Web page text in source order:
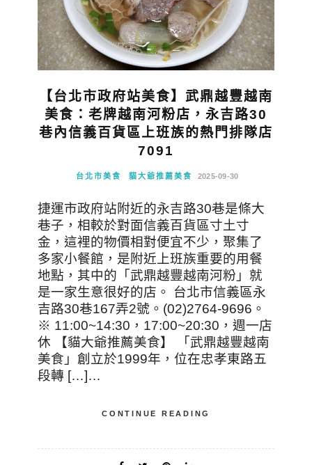
【台北市政府站美食】武鼎越豐越南
美食：老牌越南河粉店，永吉路30
巷內信義百貨區上班族的熱門排隊店
7091
台北市美食 貓大爺推薦美食 2025-09-30
捷運市政府站附近的永吉路30巷是條大
巷子，相較於對面信義百貨區寸土寸
金，這裡的物價相對便宜不少，聚集了
多家小餐館，是附近上班族重要的用餐
地點，其中的「武鼎越豐越南河粉」就
是一家生意很好的店。 台北市信義區永
吉路30巷167弄2號。(02)2764-9696。
※ 11:00~14:30，17:00~20:30，週一店
休 【貓大爺推薦美食】 「武鼎越豐越南
美食」創立於1999年，位在忠孝東路五
段轉 […]…
CONTINUE READING